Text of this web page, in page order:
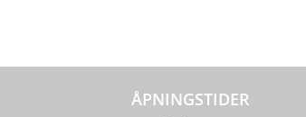
ÅPNINGSTIDER